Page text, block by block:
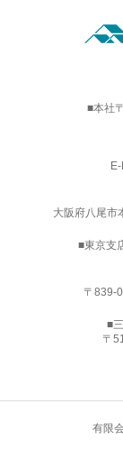
■本社
大阪府八尾市
■東京支
〒839-
■
〒
有限